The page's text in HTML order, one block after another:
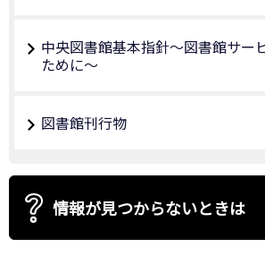
中央図書館基本指針～図書館サー
ために～
図書館刊行物
情報が見つからないときは